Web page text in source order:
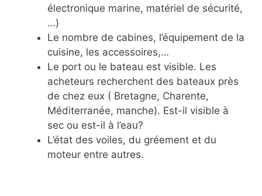
électronique marine, matériel de sécurité,
…)
Le nombre de cabines, l’équipement de la
cuisine, les accessoires,…
Le port ou le bateau est visible. Les
acheteurs recherchent des bateaux près
de chez eux ( Bretagne, Charente,
Méditerranée, manche). Est-il visible à
sec ou est-il à l’eau?
L’état des voiles, du gréement et du
moteur entre autres.